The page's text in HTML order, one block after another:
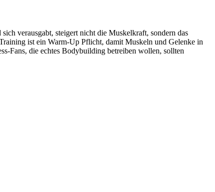
verausgabt, steigert nicht die Muskelkraft, sondern das
ist ein Warm-Up Pflicht, damit Muskeln und Gelenke in
Fans, die echtes Bodybuilding betreiben wollen, sollten